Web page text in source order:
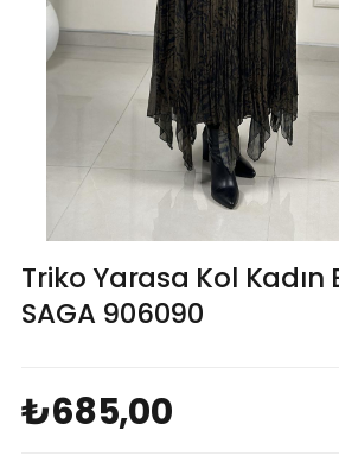
Triko Yarasa Kol Kadın
SAGA 906090
₺685,00